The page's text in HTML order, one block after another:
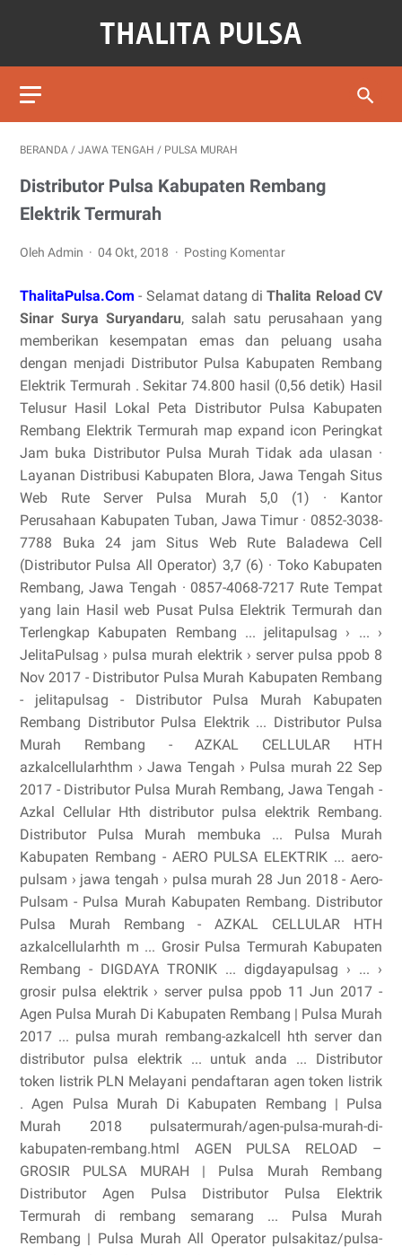
BERANDA / JAWA TENGAH / PULSA MURAH
Distributor Pulsa Kabupaten Rembang
Elektrik Termurah
Oleh Admin 04 Okt, 2018 Posting Komentar
ThalitaPulsa.Com - Selamat datang diThalita Reload CV
Sinar Surya Suryandaru, salah satu perusahaan yang
memberikan kesempatan emas dan peluang usaha
dengan menjadi Distributor Pulsa Kabupaten Rembang
Elektrik Termurah . Sekitar 74.800 hasil (0,56 detik) Hasil
Telusur Hasil Lokal Peta Distributor Pulsa Kabupaten
Rembang Elektrik Termurah map expand icon Peringkat
Jam buka Distributor Pulsa Murah Tidak ada ulasan ·
Layanan Distribusi Kabupaten Blora, Jawa Tengah Situs
Web Rute Server Pulsa Murah 5,0 (1) · Kantor
Perusahaan Kabupaten Tuban, Jawa Timur · 0852-3038-
7788 Buka 24 jam Situs Web Rute Baladewa Cell
(Distributor Pulsa All Operator) 3,7 (6) · Toko Kabupaten
Rembang, Jawa Tengah · 0857-4068-7217 Rute Tempat
yang lain Hasil web Pusat Pulsa Elektrik Termurah dan
Terlengkap Kabupaten Rembang ... jelitapulsag › ... ›
JelitaPulsag › pulsa murah elektrik › server pulsa ppob 8
Nov 2017 - Distributor Pulsa Murah Kabupaten Rembang
- jelitapulsag - Distributor Pulsa Murah Kabupaten
Rembang Distributor Pulsa Elektrik ... Distributor Pulsa
Murah Rembang - AZKAL CELLULAR HTH
azkalcellularhthm › Jawa Tengah › Pulsa murah 22 Sep
2017 - Distributor Pulsa Murah Rembang, Jawa Tengah -
Azkal Cellular Hth distributor pulsa elektrik Rembang.
Distributor Pulsa Murah membuka ... Pulsa Murah
Kabupaten Rembang - AERO PULSA ELEKTRIK ... aero-
pulsam › jawa tengah › pulsa murah 28 Jun 2018 - Aero-
Pulsam - Pulsa Murah Kabupaten Rembang. Distributor
Pulsa Murah Rembang - AZKAL CELLULAR HTH
azkalcellularhth m ... Grosir Pulsa Termurah Kabupaten
Rembang - DIGDAYA TRONIK ... digdayapulsag › ... ›
grosir pulsa elektrik › server pulsa ppob 11 Jun 2017 -
Agen Pulsa Murah Di Kabupaten Rembang | Pulsa Murah
2017 ... pulsa murah rembang-azkalcell hth server dan
distributor pulsa elektrik ... untuk anda ... Distributor
token listrik PLN Melayani pendaftaran agen token listrik
. Agen Pulsa Murah Di Kabupaten Rembang | Pulsa
Murah 2018 pulsatermurah/agen-pulsa-murah-di-
kabupaten-rembang.html AGEN PULSA RELOAD –
GROSIR PULSA MURAH | Pulsa Murah Rembang
Distributor Agen Pulsa Distributor Pulsa Elektrik
Termurah di rembang semarang ... Pulsa Murah
Rembang | Pulsa Murah All Operator pulsakitaz/pulsa-